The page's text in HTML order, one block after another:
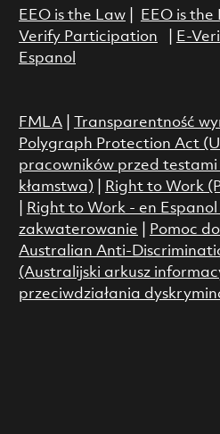
EEO is the Law| EEO is the
Verify Participation
E-
Espanol
FMLA| Transparentność
Polygraph Protection Act
pracowników przed
kłamstwa)
Right to Work
Right to Work - en Espanol
zakwaterowanie
Pomoc
Australian Anti-
(Australijski arkusz
przeciwdziałania